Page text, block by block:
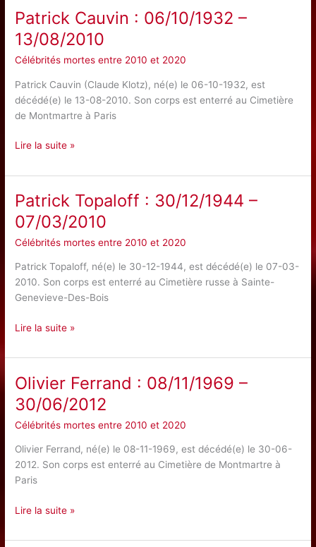
–
17/10/2012
Patrick Cauvin : 06/10/1932 –
13/08/2010
Célébrités mortes entre 2010 et 2020
Patrick Cauvin (Claude Klotz), né(e) le 06-10-1932, est
décédé(e) le 13-08-2010. Son corps est enterré au Cimetière
de Montmartre à Paris
Patrick
:
–
13/08/2010
Lire la suite »
Patrick Topaloff : 30/12/1944 –
07/03/2010
Célébrités mortes entre 2010 et 2020
Patrick Topaloff, né(e) le 30-12-1944, est décédé(e) le 07-03-
2010. Son corps est enterré au Cimetière russe à Sainte-
Genevieve-Des-Bois
Patrick
:
–
07/03/2010
Lire la suite »
Olivier Ferrand : 08/11/1969 –
30/06/2012
Célébrités mortes entre 2010 et 2020
Olivier Ferrand, né(e) le 08-11-1969, est décédé(e) le 30-06-
2012. Son corps est enterré au Cimetière de Montmartre à
Paris
Olivier
:
Lire la suite »